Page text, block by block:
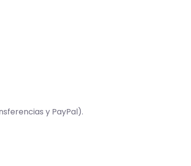
y PayPal).